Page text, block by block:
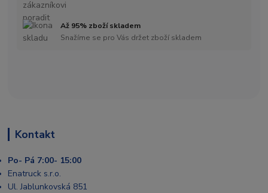
Až 95% zboží skladem
Snažíme se pro Vás držet zboží skladem
Kontakt
Po- Pá 7:00- 15:00
Enatruck s.r.o.
Ul. Jablunkovská 851